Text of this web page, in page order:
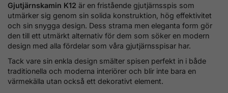
Gjutjärnskamin K12 är en fristående gjutjärnsspis som
utmärker sig genom sin solida konstruktion, hög effektivitet
och sin snygga design. Dess strama men eleganta form gör
den till ett utmärkt alternativ för dem som söker en modern
design med alla fördelar som våra gjutjärnsspisar har.
Tack vare sin enkla design smälter spisen perfekt in i både
traditionella och moderna interiörer och blir inte bara en
värmekälla utan också ett dekorativt element.